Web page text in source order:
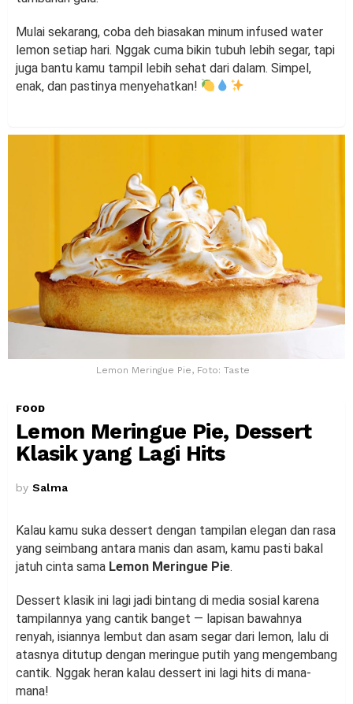
Mulai sekarang, coba deh biasakan minum infused water
lemon setiap hari. Nggak cuma bikin tubuh lebih segar, tapi
juga bantu kamu tampil lebih sehat dari dalam. Simpel,
enak, dan pastinya menyehatkan!
Lemon Meringue Pie, Foto: Taste
FOOD
Lemon Meringue Pie, Dessert
Klasik yang Lagi Hits
by Salma
Kalau kamu suka dessert dengan tampilan elegan dan rasa
yang seimbang antara manis dan asam, kamu pasti bakal
jatuh cinta sama Lemon Meringue Pie.
Dessert klasik ini lagi jadi bintang di media sosial karena
tampilannya yang cantik banget — lapisan bawahnya
renyah, isiannya lembut dan asam segar dari lemon, lalu di
atasnya ditutup dengan meringue putih yang mengembang
cantik. Nggak heran kalau dessert ini lagi hits di mana-
mana!